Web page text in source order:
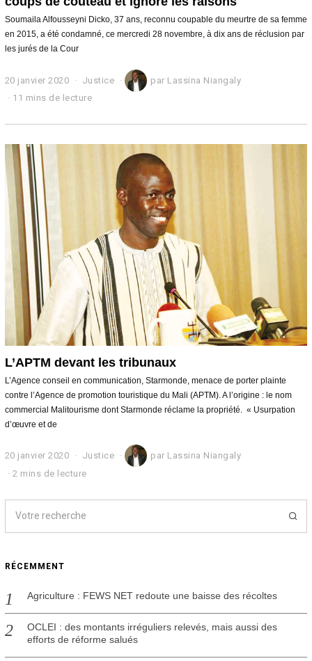
Soumaila Alfousseyni Dicko, 37 ans, reconnu coupable du meurtre de sa femme
en 2015, a été condamné, ce mercredi 28 novembre, à dix ans de réclusion par
les jurés de la Cour
20 janvier 2020
v
Justice par Lassina Niangaly
11 mins de lecture
L’APTM devant les tribunaux
L’Agence conseil en communication, Starmonde, menace de porter plainte
contre l’Agence de promotion touristique du Mali (APTM). A l’origine : le nom
commercial Malitourisme dont Starmonde réclame la propriété. « Usurpation
d’œuvre et de
20 janvier 2020
0
j
v
i
2
Justice par Lassina Niangaly
2 mins de lecture
RÉCEMMENT
Agriculture : FEWS NET redoute une baisse des récoltes
OCLEI : des montants irréguliers relevés, mais aussi des
efforts de réforme salués